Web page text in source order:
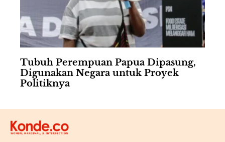
Tubuh Perempuan Papua Dipasung,
Digunakan Negara untuk Proyek
Politiknya